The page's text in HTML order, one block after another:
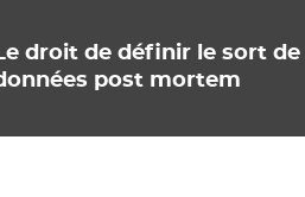
droit de définir le sort de
post mortem